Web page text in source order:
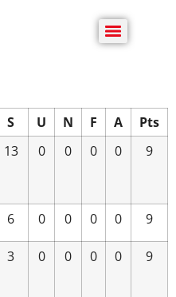
S U N F A
Pts
13 0 0 0 0 9
6 0 0 0 0 9
3 0 0 0 0 9